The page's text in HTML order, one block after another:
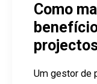
Como
Um gestor de